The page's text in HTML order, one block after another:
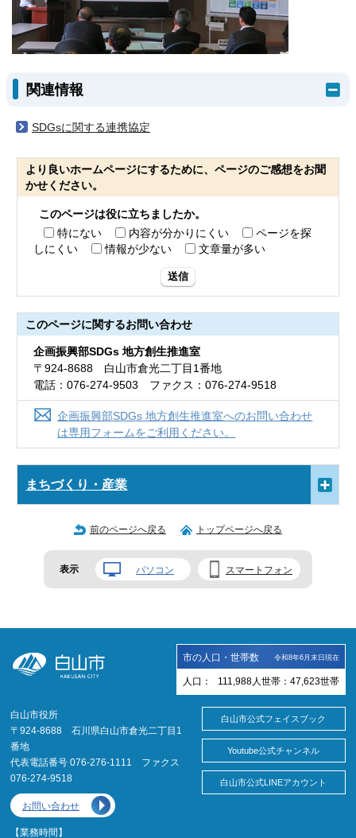
関連情報
SDGsに関する連携協定
より良いホームページにするために、ページのご感想をお聞
かせください。
このページは役に立ちましたか。
特にない
内容が分かりにくい
ページを探
しにくい
情報が少ない 文章量が多い
送信
このページに関するお問い合わせ
企画振興部SDGs 地方創生推進室
〒924-8688 白山市倉光二丁目1番地
電話：076-274-9503 ファクス：076-274-9518
企画振興部SDGs 地方創生推進室へのお問い合わせ
は専用フォームをご利用ください。
まちづくり・産業
前のページへ戻る トップページへ戻る
表示 パソコン スマートフォン
市の人口・世帯数 令和8年6月末日現在
人口： 111,988 人 世帯： 47,623世帯
白山市役所
〒924-8688 石川県白山市倉光二丁目1
番地
代表電話番号 076-276-1111 ファクス
076-274-9518
お問い合わせ
【業務時間】
白山市公式フェイスブック
Youtube公式チャンネル
白山市公式LINEアカウント